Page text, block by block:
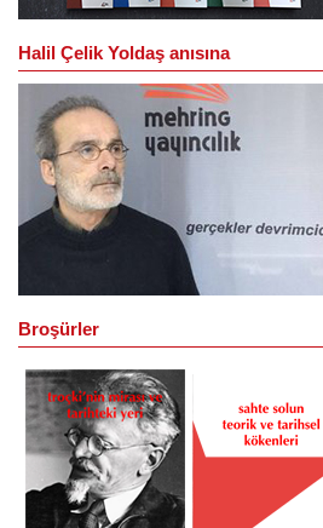
Halil Çelik Yoldaş anısına
Broşürler